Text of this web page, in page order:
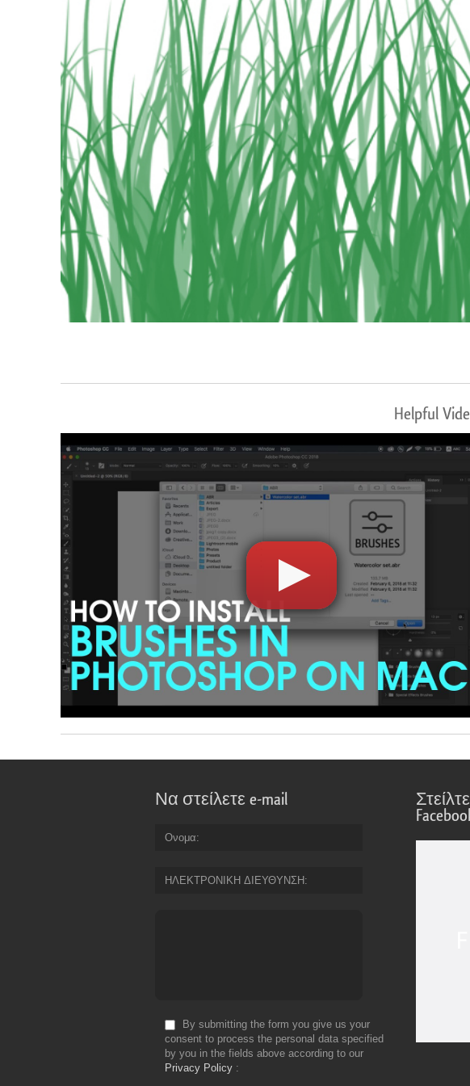
Επεξεργασία
φωτογραφιών προϊόντος
Helpful
Να στείλετε e-mail
Ονομα
ΗΛΕΚΤΡΟΝΙΚΗ ΔΙΕΥΘΥΝΣΗ
By submitting the form you give us your
consent to process the personal data specified
by you in the fields above according to our
Privacy Policy